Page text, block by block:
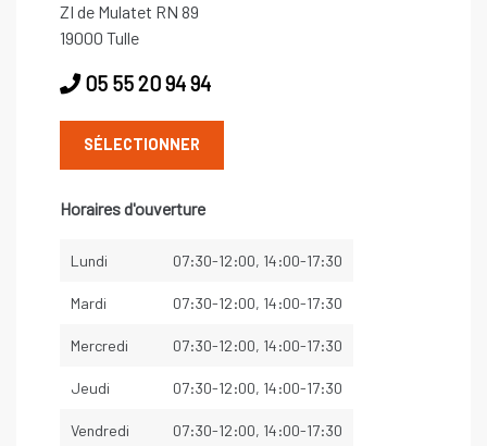
ZI de Mulatet RN 89
19000 Tulle
05 55 20 94 94
SÉLECTIONNER
Horaires d'ouverture
Lundi 07:30-12:00, 14:00-17:30
Mardi 07:30-12:00, 14:00-17:30
Mercredi 07:30-12:00, 14:00-17:30
Jeudi 07:30-12:00, 14:00-17:30
Vendredi 07:30-12:00, 14:00-17:30